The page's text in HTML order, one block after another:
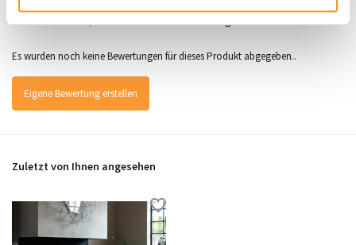
Es wurden noch keine Bewertungen für dieses Produkt abgegeben..
Eigene Bewertung erstellen
Zuletzt von Ihnen angesehen